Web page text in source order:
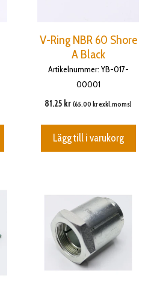
V-Ring NBR 60 Shore
A Black
Artikelnummer: YB-017-
00001
81.25 kr (65.00 krexkl.moms)
Lägg till i varukorg